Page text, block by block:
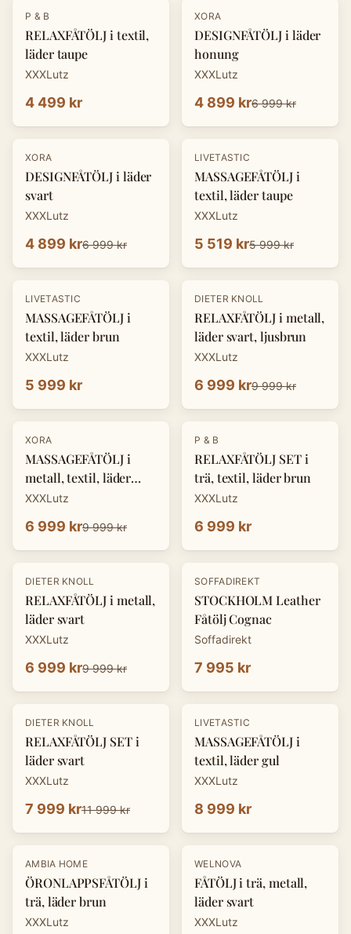
P & B
RELAXFÅTÖLJ i textil,
läder taupe
XXXLutz
4 499 kr
-30%
XORA
DESIGNFÅTÖLJ i läder
honung
XXXLutz
4 899 kr6 999 kr
-30%
XORA
DESIGNFÅTÖLJ i läder
svart
XXXLutz
4 899 kr6 999 kr
- 8%
LIVETASTIC
MASSAGEFÅTÖLJ i
textil, läder taupe
XXXLutz
5 519 kr5 999 kr
LIVETASTIC
MASSAGEFÅTÖLJ i
textil, läder brun
XXXLutz
5 999 kr
-30%
DIETER KNOLL
RELAXFÅTÖLJ i metall,
läder svart, ljusbrun
XXXLutz
6 999 kr9 999 kr
-30%
XORA
MASSAGEFÅTÖLJ i
metall, textil, läder
mörkgrå
XXXLutz
6 999 kr9 999 kr
P & B
RELAXFÅTÖLJ SET i
trä, textil, läder brun
XXXLutz
6 999 kr
-30%
DIETER KNOLL
RELAXFÅTÖLJ i metall,
läder svart
XXXLutz
6 999 kr9 999 kr
SOFFADIREKT
STOCKHOLM Leather
Fåtölj Cognac
Soffadirekt
7 995 kr
-33%
DIETER KNOLL
RELAXFÅTÖLJ SET i
läder svart
XXXLutz
7 999 kr11 999 kr
LIVETASTIC
MASSAGEFÅTÖLJ i
textil, läder gul
XXXLutz
8 999 kr
-30%
AMBIA HOME
ÖRONLAPPSFÅTÖLJ i
trä, läder brun
XXXLutz
-30 %
WELNOVA
FÅTÖLJ i trä, metall,
läder svart
XXXLutz